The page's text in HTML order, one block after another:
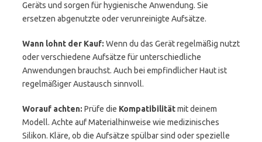
Geräts und sorgen für hygienische Anwendung. Sie
ersetzen abgenutzte oder verunreinigte Aufsätze.
Wann lohnt der Kauf: Wenn du das Gerät regelmäßig nutzt
oder verschiedene Aufsätze für unterschiedliche
Anwendungen brauchst. Auch bei empfindlicher Haut ist
regelmäßiger Austausch sinnvoll.
Worauf achten: Prüfe die Kompatibilitätmit deinem
Modell. Achte auf Materialhinweise wie medizinisches
Silikon. Kläre, ob die Aufsätze spülbar sind oder spezielle